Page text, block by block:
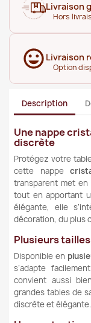
Livraison
Hors
Livraison
Option
Description
Une nappe
discrète
Protégez votre
cette nappe
transparent met
tout en apportant
élégante, elle
décoration, du plus
Plusieurs
Disponible en
s’adapte
convient aussi
grandes tables de
discrète et élégante.